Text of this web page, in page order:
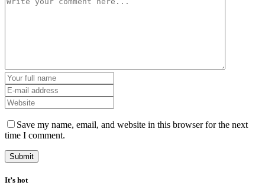
Save my name, email, and website in this browser for the next
time I comment.
It’s hot